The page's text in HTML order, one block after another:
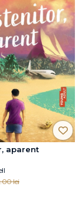
aparent
lei